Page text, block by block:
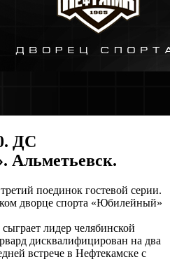
ДС
Альметьевск.
поединок гостевой серии.
дворце спорта «Юбилейный»
лидер челябинской
дисквалифицирован на два
встрече в Нефтекамске с